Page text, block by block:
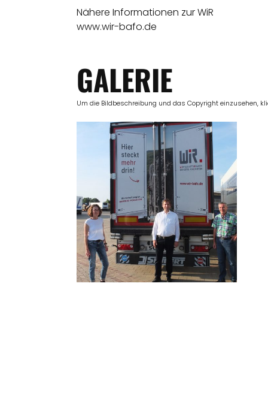
Nähere Informationen zur WiR
www.wir-bafo.de
GALERIE
Um die Bildbeschreibung und das Copyright einzusehen,